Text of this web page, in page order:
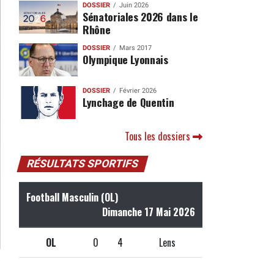
DOSSIER Juin 2026
Sénatoriales 2026 dans le
Rhône
DOSSIER Mars 2017
Olympique Lyonnais
DOSSIER Février 2026
Lynchage de Quentin
Tous les dossiers
RÉSULTATS SPORTIFS
Football Masculin (OL)
Dimanche 17 Mai 2026
OL 0 4 Lens